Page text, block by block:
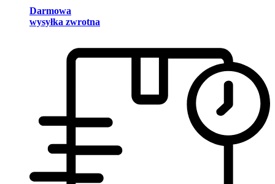
Darmowa
wysyłka zwrotna